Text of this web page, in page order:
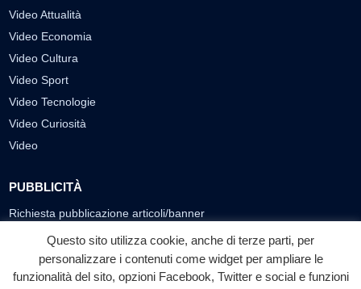
Video Attualità
Video Economia
Video Cultura
Video Sport
Video Tecnologie
Video Curiosità
Video
PUBBLICITÀ
Richiesta pubblicazione articoli/banner
SEGUICI SUI SOCIAL
f ◎ ▶
Questo sito utilizza cookie, anche di terze parti, per
personalizzare i contenuti come widget per ampliare le
funzionalità del sito, opzioni Facebook, Twitter e social e funzioni